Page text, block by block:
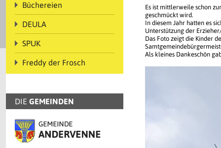
Büchereien
DEULA
SPUK
Freddy der Frosch
DIE GEMEINDEN
Es ist mittlerweile schon
geschmückt wird.
In diesem Jahr hatten es
Unterstützung der
Das Foto zeigt die Kinder
Als kleines Dankeschön